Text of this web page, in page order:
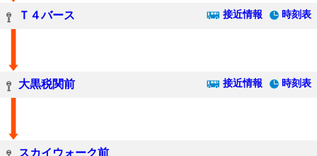
Ｔ４バース 接近情報 時刻表
大黒税関前 接近情報 時刻表
スカイウォーク前